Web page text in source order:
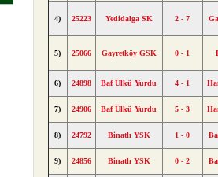
4) 25223 Yedidalga SK 2 - 7
5) 25066 Gayretköy GSK 0 - 1
6) 24898 Baf Ülkü Yurdu 4 - 1
7) 24906 Baf Ülkü Yurdu 5 - 3
8) 24792 Binatlı YSK 1 - 0
9) 24856 Binatlı YSK 0 - 2